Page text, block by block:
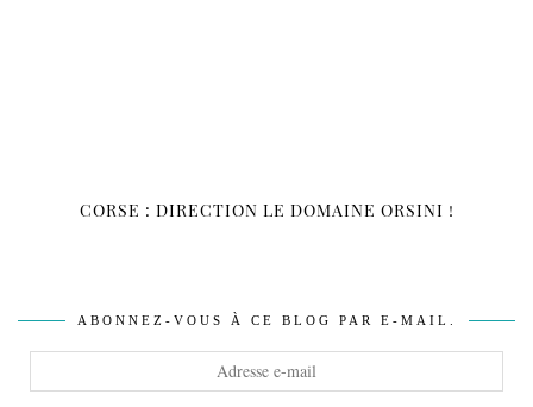
CORSE : DIRECTION LE DOMAINE ORSINI !
ABONNEZ-VOUS À CE BLOG PAR E-MAIL.